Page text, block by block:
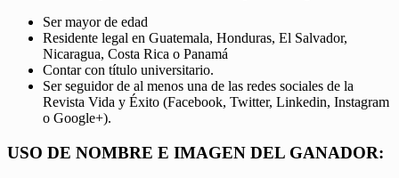
Ser mayor de edad
Residente legal en Guatemala, Honduras, El Salvador,
Nicaragua, Costa Rica o Panamá
Contar con título universitario.
Ser seguidor de al menos una de las redes sociales de la
Revista Vida y Éxito (Facebook, Twitter, Linkedin, Instagram
o Google+).
USO DE NOMBRE E IMAGEN DEL GANADOR: